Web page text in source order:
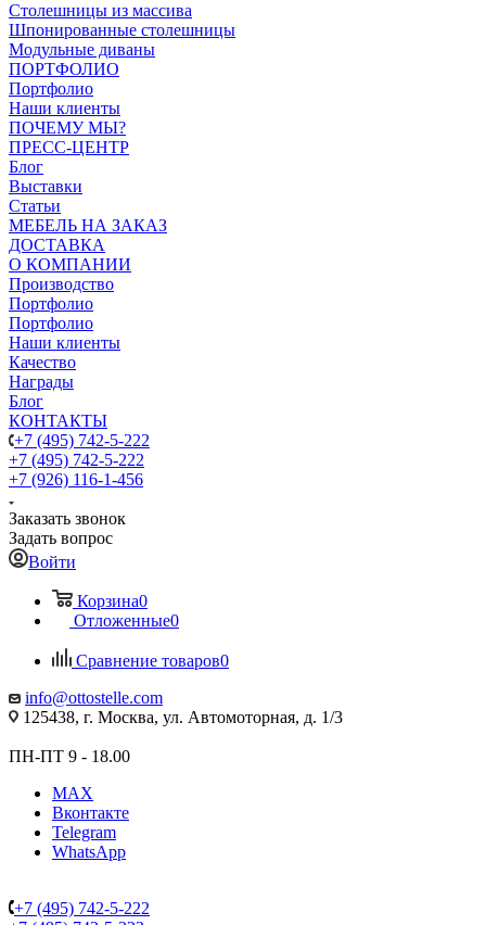
Столешницы из массива
Шпонированные столешницы
Модульные диваны
ПОРТФОЛИО
Портфолио
Наши клиенты
ПОЧЕМУ МЫ?
ПРЕСС-ЦЕНТР
Блог
Выставки
Статьи
МЕБЕЛЬ НА ЗАКАЗ
ДОСТАВКА
О КОМПАНИИ
Производство
Портфолио
Портфолио
Наши клиенты
Качество
Награды
Блог
КОНТАКТЫ
+7 (495) 742-5-222
+7 (495) 742-5-222
+7 (926) 116-1-456
Заказать звонок
Задать вопрос
Войти
Корзина0
Отложенные0
Сравнение товаров0
info@ottostelle.com
125438, г. Москва, ул. Автомоторная, д. 1/3
ПН-ПТ 9 - 18.00
MAX
Вконтакте
Telegram
WhatsApp
+7 (495) 742-5-222